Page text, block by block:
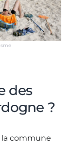
des
?
la commune